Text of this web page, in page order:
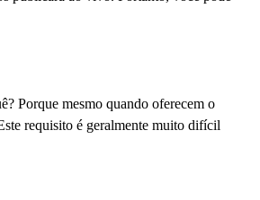
Porque mesmo quando oferecem o
requisito é geralmente muito difícil